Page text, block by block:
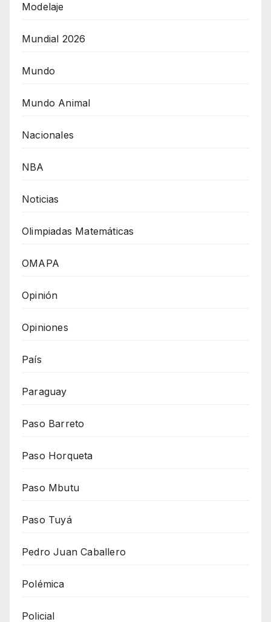
Modelaje
Mundial 2026
Mundo
Mundo Animal
Nacionales
NBA
Noticias
Olimpiadas Matemáticas
OMAPA
Opinión
Opiniones
País
Paraguay
Paso Barreto
Paso Horqueta
Paso Mbutu
Paso Tuyá
Pedro Juan Caballero
Polémica
Policial